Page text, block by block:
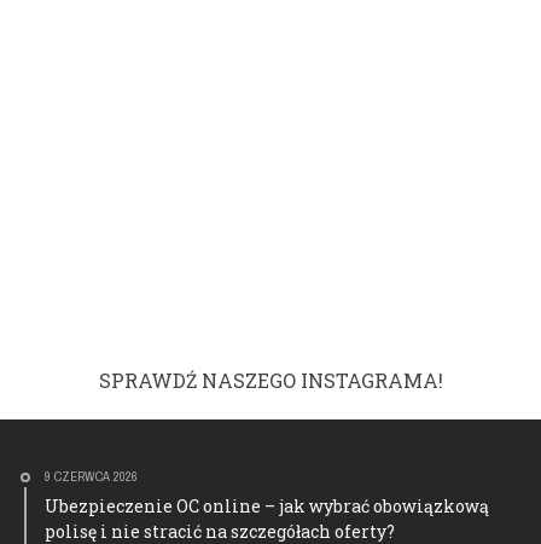
SPRAWDŹ NASZEGO INSTAGRAMA!
9 CZERWCA 2026
Ubezpieczenie OC online – jak wybrać obowiązkową
polisę i nie stracić na szczegółach oferty?